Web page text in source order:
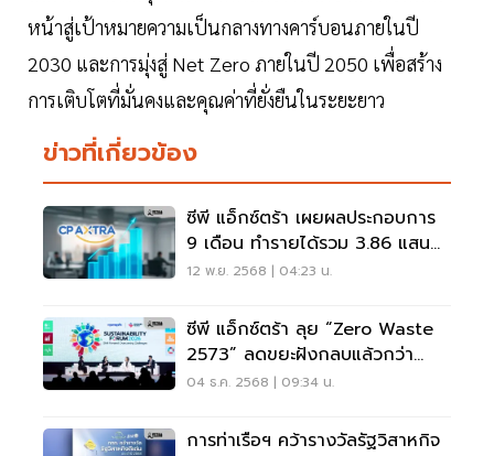
หน้าสู่เป้าหมายความเป็นกลางทางคาร์บอนภายในปี
2030 และการมุ่งสู่ Net Zero ภายในปี 2050 เพื่อสร้าง
การเติบโตที่มั่นคงและคุณค่าที่ยั่งยืนในระยะยาว
ข่าวที่เกี่ยวข้อง
ซีพี แอ็กซ์ตร้า เผยผลประกอบการ
9 เดือน ทำรายได้รวม 3.86 แสน
ล้าน
12 พ.ย. 2568 | 04:23 น.
ซีพี แอ็กซ์ตร้า ลุย “Zero Waste
2573” ลดขยะฝังกลบแล้วกว่า
31,700 ตัน
04 ธ.ค. 2568 | 09:34 น.
การท่าเรือฯ คว้ารางวัลรัฐวิสาหกิจ